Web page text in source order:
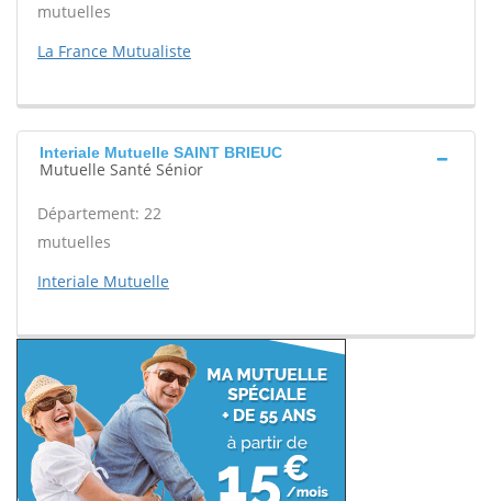
mutuelles
La France Mutualiste
Interiale Mutuelle SAINT BRIEUC
Mutuelle Santé Sénior
Département: 22
mutuelles
Interiale Mutuelle